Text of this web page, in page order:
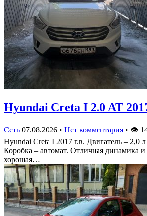
Hyundai Creta I 2.0 AT
Сеть 07.08.2026 • Нет комментария • 👁
Hyundai Creta I 2017 г.в. Двигатель – 2,0
Коробка – автомат. Отличная динамика и
хорошая…